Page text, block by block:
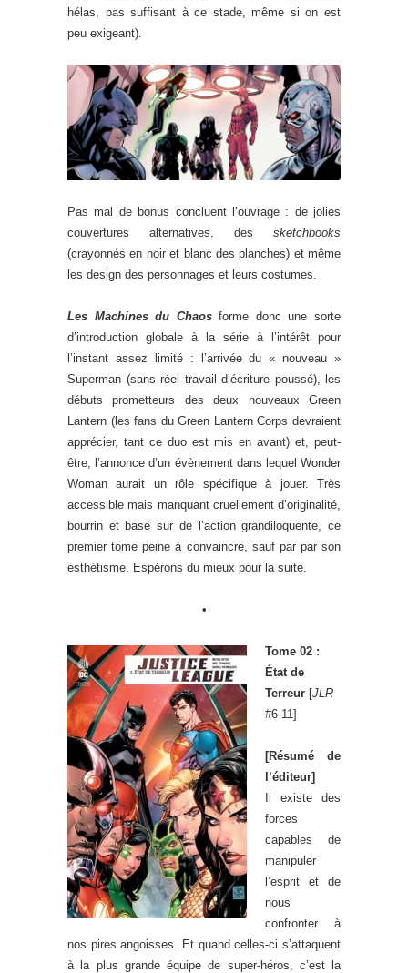
hélas, pas suffisant à ce stade, même si on est
peu exigeant).
Pas mal de bonus concluent l’ouvrage : de jolies
couvertures alternatives, des sketchbooks
(crayonnés en noir et blanc des planches) et même
les design des personnages et leurs costumes.
Les Machines du Chaosforme donc une sorte
d’introduction globale à la série à l’intérêt pour
l’instant assez limité : l’arrivée du « nouveau »
Superman (sans réel travail d’écriture poussé), les
débuts prometteurs des deux nouveaux Green
Lantern (les fans du Green Lantern Corps devraient
apprécier, tant ce duo est mis en avant) et, peut-
être, l’annonce d’un évènement dans lequel Wonder
Woman aurait un rôle spécifique à jouer. Très
accessible mais manquant cruellement d’originalité,
bourrin et basé sur de l’action grandiloquente, ce
premier tome peine à convaincre, sauf par par son
esthétisme. Espérons du mieux pour la suite.
•
Tome 02 :
État de
Terreur [JLR
#6-11]
[Résumé de
l’éditeur]
Il existe des
forces
capables de
manipuler
l’esprit et de
nous
confronter à
nos pires angoisses. Et quand celles-ci s’attaquent
à la plus grande équipe de super-héros, c’est la